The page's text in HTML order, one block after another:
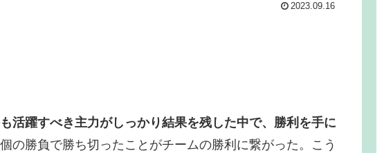
2023.09.16
活躍すべき主力がしっかり結果を残した中で、勝利を手に
の勝負で勝ち切ったことがチームの勝利に繋がった。こう